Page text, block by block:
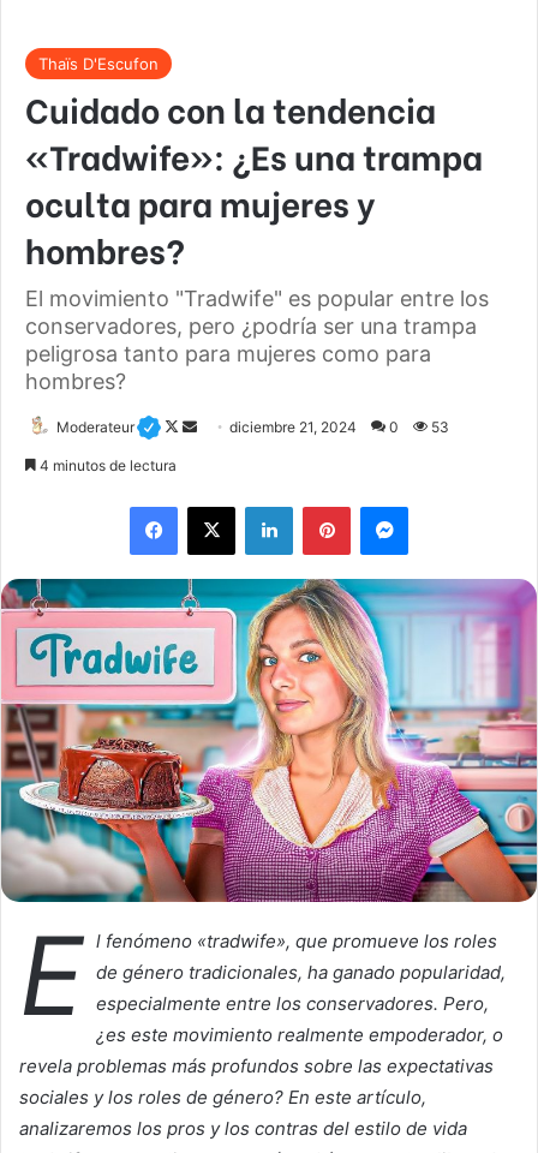
Thaïs D'Escufon
Cuidado con la tendencia
«Tradwife»: ¿Es una trampa
oculta para mujeres y
hombres?
El movimiento "Tradwife" es popular entre los
conservadores, pero ¿podría ser una trampa
peligrosa tanto para mujeres como para
hombres?
Moderateur
F
o
n
X
a
e
m
i
l
diciembre 21, 2024 0 53
4 minutos de lectura
E l fenómeno «tradwife», que promueve los roles
de género tradicionales, ha ganado popularidad,
especialmente entre los conservadores. Pero,
¿es este movimiento realmente empoderador, o
revela problemas más profundos sobre las expectativas
sociales y los roles de género? En este artículo,
analizaremos los pros y los contras del estilo de vida